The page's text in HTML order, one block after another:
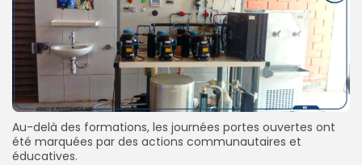
Au-delà des formations, les journées portes ouvertes ont
été marquées par des actions communautaires et
éducatives.